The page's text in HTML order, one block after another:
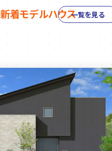
新着モデルハウス一覧を見る